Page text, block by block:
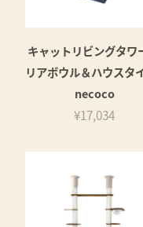
キャットリビングタワ
リアボウル＆ハウスタ
necoco
¥17,034